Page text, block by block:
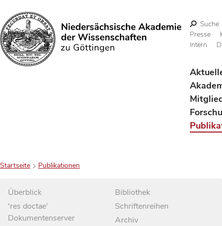
Suchen
Suche
Presse
Intern
Startseite Publikationen
Überblick
'res doctae'
Dokumentenserver
Bibliothek
Schriftenreihen
Archiv